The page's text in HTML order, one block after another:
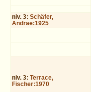
niv. 3:Schäfer,
Andrae:1925
niv. 3:Terrace,
Fischer:1970